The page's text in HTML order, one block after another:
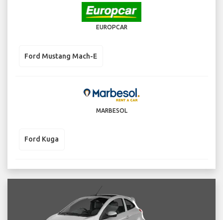
EUROPCAR
Ford Mustang Mach-E
MARBESOL
Ford Kuga